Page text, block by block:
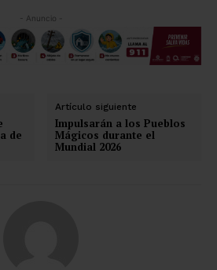
- Anuncio -
de
Artículo siguiente
Impulsarán a los Pueblos
Mágicos durante el
Mundial 2026